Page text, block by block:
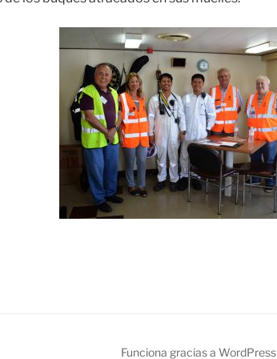
Funciona gracias a WordPress